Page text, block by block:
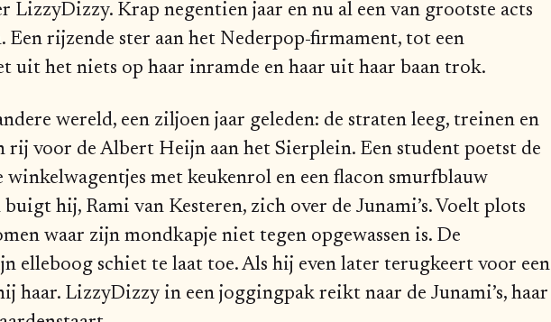
LizzyDizzy. Krap negentien jaar en nu al een van grootste acts
Een rijzende ster aan het Nederpop-firmament, tot een
uit het niets op haar inramde en haar uit haar baan trok.
wereld, een ziljoen jaar geleden: de straten leeg, treinen en
rij voor de Albert Heijn aan het Sierplein. Een student poetst de
winkelwagentjes met keukenrol en een flacon smurfblauw
hij, Rami van Kesteren, zich over de Junami’s. Voelt plots
waar zijn mondkapje niet tegen opgewassen is. De
elleboog schiet te laat toe. Als hij even later terugkeert voor een
haar. LizzyDizzy in een joggingpak reikt naar de Junami’s, haar